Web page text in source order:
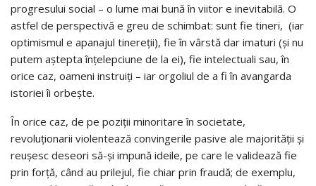
progresului social – o lume mai bună în viitor e inevitabilă. O
astfel de perspectivă e greu de schimbat: sunt fie tineri, (iar
optimismul e apanajul tinereții), fie în vârstă dar imaturi (și nu
putem aștepta înțelepciune de la ei), fie intelectuali sau, în
orice caz, oameni instruiți – iar orgoliul de a fi în avangarda
istoriei îi orbește.
În orice caz, de pe poziții minoritare în societate,
revoluționarii violentează convingerile pasive ale majorității și
reușesc deseori să-și impună ideile, pe care le validează fie
prin forță, când au prilejul, fie chiar prin fraudă; de exemplu,